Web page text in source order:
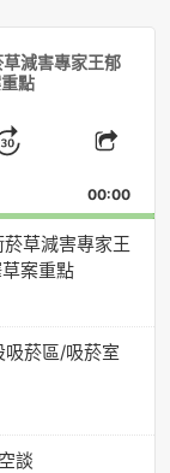
減害專家王郁
點
Jump
Forward
Share
00:00
草減害專家王
案重點
菸區/吸菸室
談